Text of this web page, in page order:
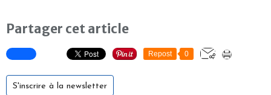
Partager cet article
Repost 0
S'inscrire à la newsletter